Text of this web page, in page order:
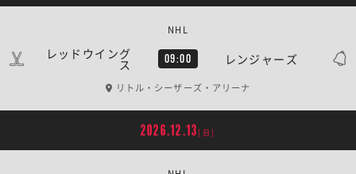
レッドウイング
ス 09:00 レンジャーズ
NHL
リトル・シーザーズ・アリーナ
2026.12.13 [日]